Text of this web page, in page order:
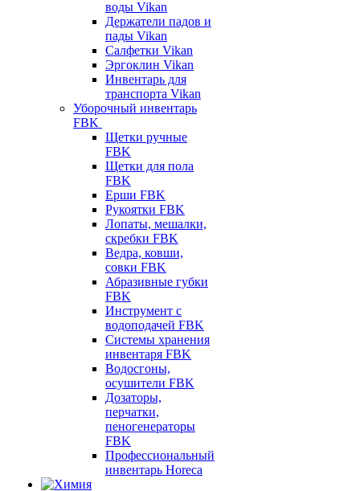
воды Vikan
Держатели падов и
пады Vikan
Салфетки Vikan
Эргоклин Vikan
Инвентарь для
транспорта Vikan
Уборочный инвентарь
FBK
Щетки ручные
FBK
Щетки для пола
FBK
Ерши FBK
Рукоятки FBK
Лопаты, мешалки,
скребки FBK
Ведра, ковши,
совки FBK
Абразивные губки
FBK
Инструмент с
водоподачей FBK
Системы хранения
инвентаря FBK
Водосгоны,
осушители FBK
Дозаторы,
перчатки,
пеногенераторы
FBK
Профессиональный
инвентарь Horeca